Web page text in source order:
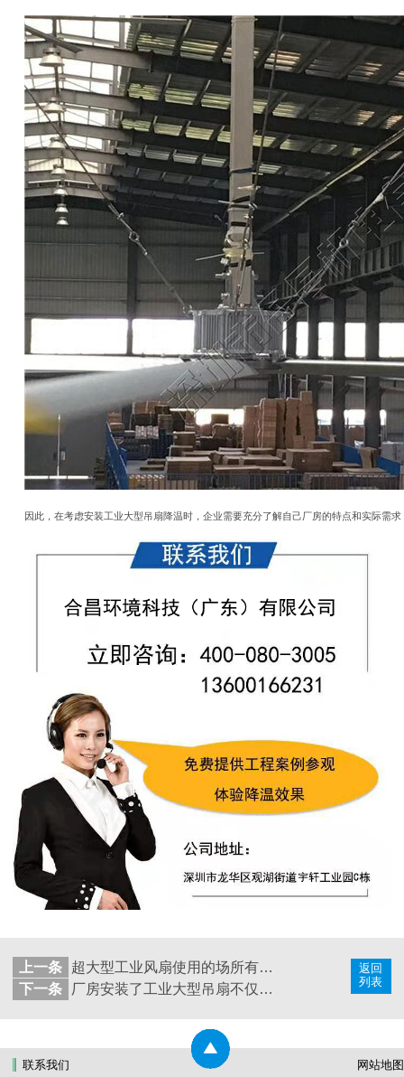
因此，在考虑安装工业大型吊扇降温时，企业需要充分了解自己厂房的特点和实际需
返回
列表
上一条
超大型工业风扇使用的场所有哪些？这几种场所你一定要知道！
下一条
厂房安装了工业大型吊扇不仅没有效果，反而越吹越热？看完你就知道了!
网站地图
联系我们